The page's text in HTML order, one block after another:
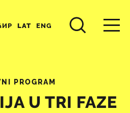
LAT ENG
PROGRAM
U TRI FAZE